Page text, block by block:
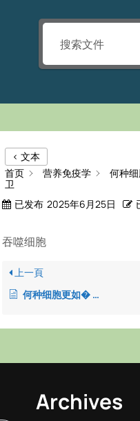
< 文本
首页
营养免疫学
何种
卫
已发布 2025年6月25日
吞噬细胞
上一頁
何种细胞更如� …
Archives